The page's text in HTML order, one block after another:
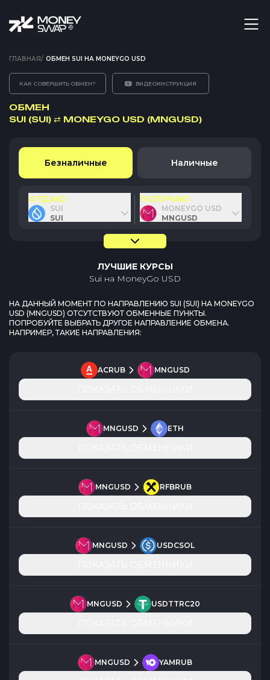
ГЛАВНАЯ/ ОБМЕН SUI НА MONEYGO USD
КАК СОВЕРШИТЬ ОБМЕН? ВИДЕОИНСТРУКЦИЯ
ОБМЕН
SUI (SUI) ⇄ MONEYGO USD (MNGUSD)
Безналичные Наличные
ОТДАЮ
SUI
SUI
ПОЛУЧАЮ
MONEYGO USD
MNGUSD
ЛУЧШИЕ КУРСЫ
Sui на MoneyGo USD
НА ДАННЫЙ МОМЕНТ ПО НАПРАВЛЕНИЮ SUI (SUI) НА MONEYGO
USD (MNGUSD) ОТСУТСТВУЮТ ОБМЕННЫЕ ПУНКТЫ.
ПОПРОБУЙТЕ ВЫБРАТЬ ДРУГОЕ НАПРАВЛЕНИЕ ОБМЕНА.
НАПРИМЕР, ТАКИЕ НАПРАВЛЕНИЯ:
ACRUB MNGUSD
MNGUSD ETH
MNGUSD RFBRUB
MNGUSD USDCSOL
MNGUSD USDTTRC20
MNGUSD YAMRUB